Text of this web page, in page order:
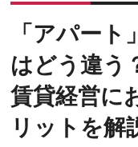
「アパート
はどう違う
賃貸経営に
リットを解